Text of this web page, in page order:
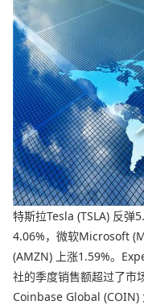
特斯拉Tesla (TSLA) 反弹
4.06%，微软Microsoft
(AMZN) 上涨1.59%。
社的季度销售额超过了市
Coinbase Global (COIN)